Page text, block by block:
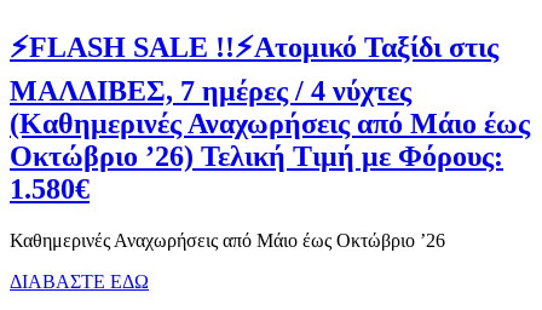
⚡FLASH SALE !!⚡Ατομικό Ταξίδι στις
ΜΑΛΔΙΒΕΣ, 7 ημέρες / 4 νύχτες
(Καθημερινές Αναχωρήσεις από Μάιο έως
Οκτώβριο ’26) Τελική Τιμή με Φόρους:
1.580€
Καθημερινές Αναχωρήσεις από Μάιο έως Οκτώβριο ’26
ΔΙΑΒΑΣΤΕ ΕΔΩ